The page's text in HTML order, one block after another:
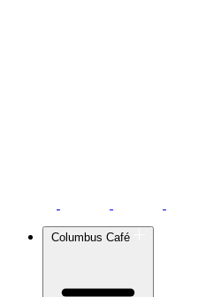
Columbus Café